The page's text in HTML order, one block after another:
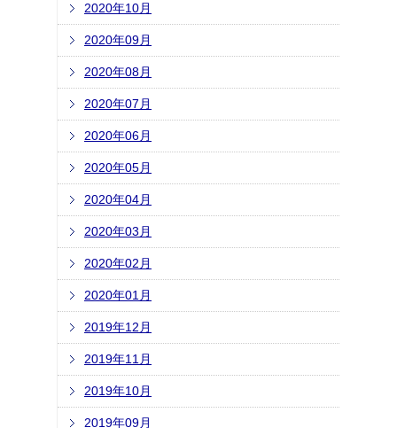
2020年10月
2020年09月
2020年08月
2020年07月
2020年06月
2020年05月
2020年04月
2020年03月
2020年02月
2020年01月
2019年12月
2019年11月
2019年10月
2019年09月